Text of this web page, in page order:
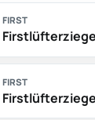
FIRST
FIRST